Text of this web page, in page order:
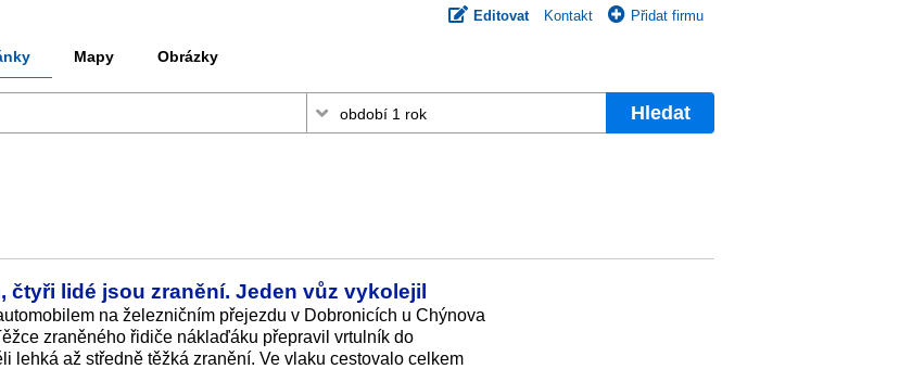
Editovat Kontakt Přidat firmu
Mapy Obrázky
Hledat
čtyři lidé jsou zranění. Jeden vůz vykolejil
na železničním přejezdu v Dobronicích u Chýnova
zraněného řidiče náklaďáku přepravil vrtulník do
lehká až středně těžká zranění. Ve vlaku cestovalo celkem